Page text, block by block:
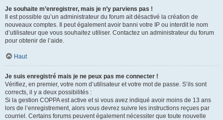
Je souhaite m’enregistrer, mais je n’y parviens pas !
Il est possible qu’un administrateur du forum ait désactivé la création de
nouveaux comptes. Il peut également avoir banni votre IP ou interdit le nom
d’utilisateur que vous souhaitez utiliser. Contactez un administrateur du forum
pour obtenir de l’aide.
Haut
Je suis enregistré mais je ne peux pas me connecter !
Vérifiez, en premier, votre nom d’utilisateur et votre mot de passe. S’ils sont
corrects, il y a deux possibilités :
Si la gestion COPPA est active et si vous avez indiqué avoir moins de 13 ans
lors de l’enregistrement, alors vous devrez suivre les instructions reçues par
courriel. Certains forums peuvent également nécessiter que toute nouvelle